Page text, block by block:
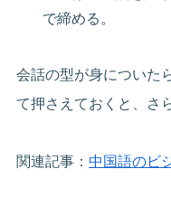
で締める。
会話の型が身についた
て押さえておくと、さ
関連記事：中国語のビ